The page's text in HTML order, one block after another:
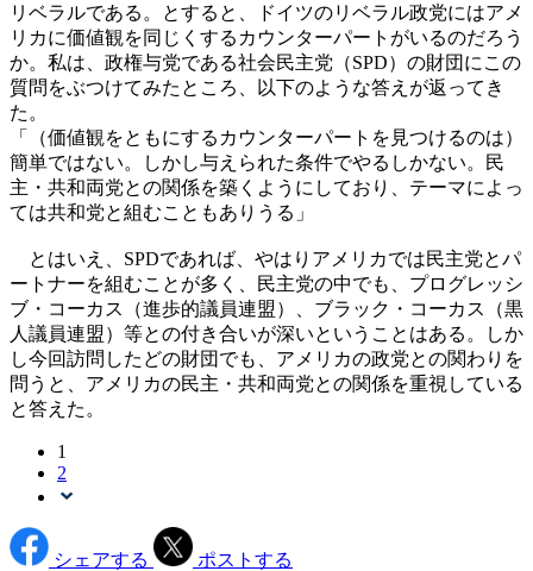
リベラルである。とすると、ドイツのリベラル政党にはアメ
リカに価値観を同じくするカウンターパートがいるのだろう
か。私は、政権与党である社会民主党（SPD）の財団にこの
質問をぶつけてみたところ、以下のような答えが返ってき
た。
「（価値観をともにするカウンターパートを見つけるのは）
簡単ではない。しかし与えられた条件でやるしかない。民
主・共和両党との関係を築くようにしており、テーマによっ
ては共和党と組むこともありうる」
とはいえ、SPDであれば、やはりアメリカでは民主党とパ
ートナーを組むことが多く、民主党の中でも、プログレッシ
ブ・コーカス（進歩的議員連盟）、ブラック・コーカス（黒
人議員連盟）等との付き合いが深いということはある。しか
し今回訪問したどの財団でも、アメリカの政党との関わりを
問うと、アメリカの民主・共和両党との関係を重視している
と答えた。
1
2
シェアする
ポストする